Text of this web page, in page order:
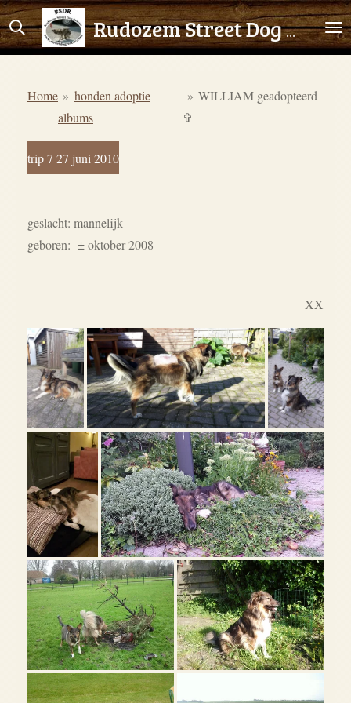
Ga
direct
hoofdinhoud
Rudozem Street Dog Rescue
Home » honden adoptie
albums
» WILLIAM geadopteerd
✞
trip 7 27 juni 2010
geslacht: mannelijk
geboren: ± oktober 2008
XX